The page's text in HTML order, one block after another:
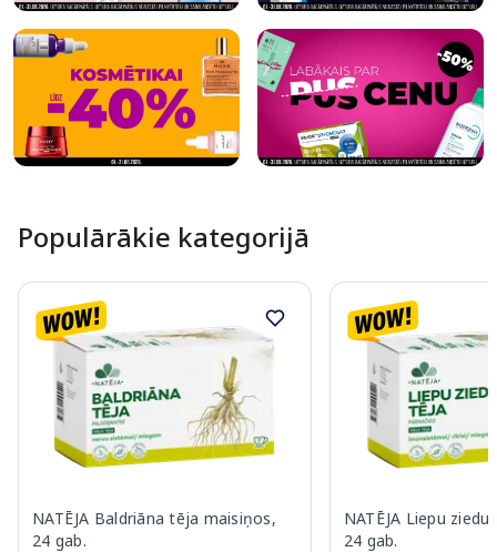
Populārākie kategorijā
NATĒJA Baldriāna tēja maisiņos,
24 gab.
NATĒJA Liepu
24 gab.